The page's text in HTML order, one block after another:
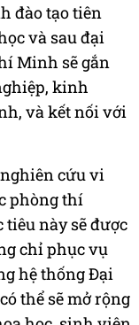
đào tạo tiên
và sau đại
Minh sẽ gắn
kinh
và kết nối với
cứu vi
phòng thí
này sẽ được
chỉ phục vụ
hệ thống Đại
thể sẽ mở rộng